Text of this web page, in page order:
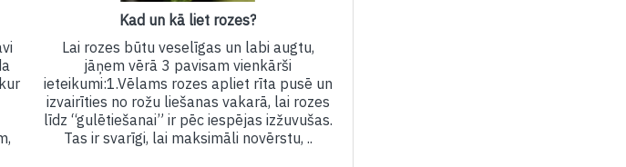
Kad un kā liet rozes?
Lai rozes būtu veselīgas un labi augtu,
jāņem vērā 3 pavisam vienkārši
ieteikumi:1.Vēlams rozes apliet rīta pusē un
izvairīties no rožu liešanas vakarā, lai rozes
līdz “gulētiešanai” ir pēc iespējas izžuvušas.
Tas ir svarīgi, lai maksimāli novērstu, ..